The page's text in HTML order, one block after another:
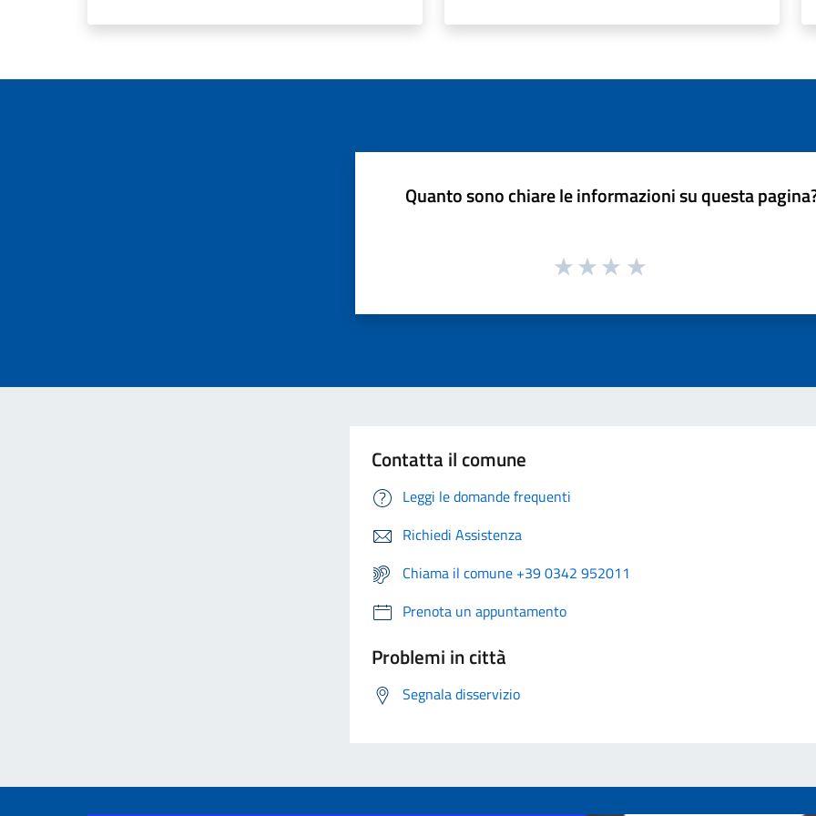
Quanto sono chiare le informazioni su questa
Contatta il comune
Leggi le domande frequenti
Richiedi Assistenza
Chiama il comune +39 0342 952011
Prenota un appuntamento
Problemi in città
Segnala disservizio